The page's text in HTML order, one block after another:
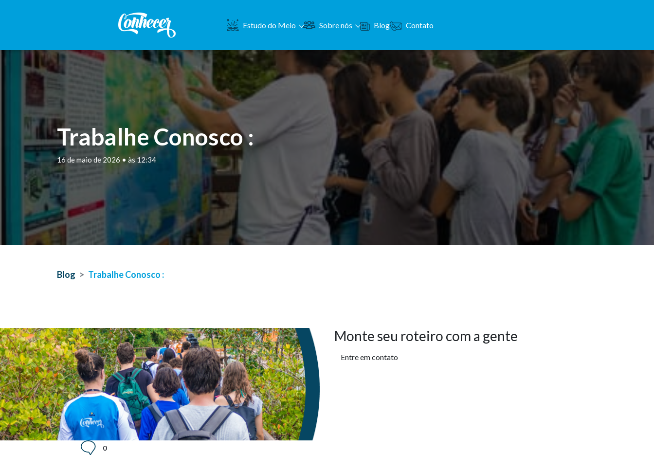
Estudo do Meio Sobre nós Blog Contato
Trabalhe Conosco :
16 de maio de 2026 • às 12:34
Blog Trabalhe Conosco :
Monte seu roteiro com a gente
Entre em contato
0